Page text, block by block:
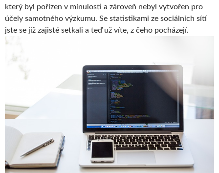
který byl pořízen v minulosti a zároveň nebyl vytvořen pro
účely samotného výzkumu. Se statistikami ze sociálních sítí
jste se již zajisté setkali a teď už víte, z čeho pocházejí.